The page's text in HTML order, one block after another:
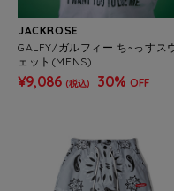
JACKROSE
GALFY/ガルフィー ち~っすス
ェット(MENS)
¥9,086 (税込) 30% OFF